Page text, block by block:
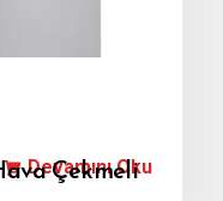
Çekmeli
Devamını Oku